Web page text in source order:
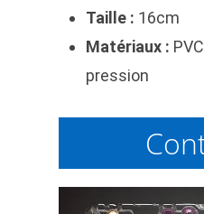
Taille : 16cm
Matériaux :
pression